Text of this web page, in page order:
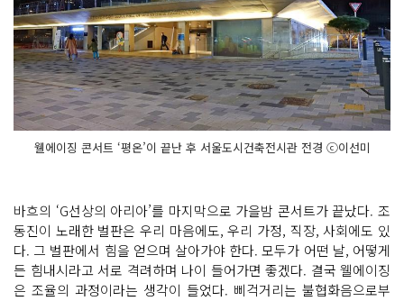
웰에이징 콘서트 ‘평온’이 끝난 후 서울도시건축전시관 전경 ⓒ이선미
바흐의 ‘G선상의 아리아’를 마지막으로 가을밤 콘서트가 끝났다. 조
동진이 노래한 벌판은 우리 마음에도, 우리 가정, 직장, 사회에도 있
다. 그 벌판에서 힘을 얻으며 살아가야 한다. 모두가 어떤 날, 어떻게
든 힘내시라고 서로 격려하며 나이 들어가면 좋겠다. 결국 웰에이징
은 조율의 과정이라는 생각이 들었다. 삐걱거리는 불협화음으로부